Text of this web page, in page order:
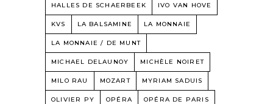
HALLES DE SCHAERBEEK IVO VAN HOVE
KVS LA BALSAMINE LA MONNAIE
LA MONNAIE / DE MUNT
MICHAEL DELAUNOY MICHÈLE NOIRET
MILO RAU MOZART MYRIAM SADUIS
OLIVIER PY OPÉRA OPÉRA DE PARIS